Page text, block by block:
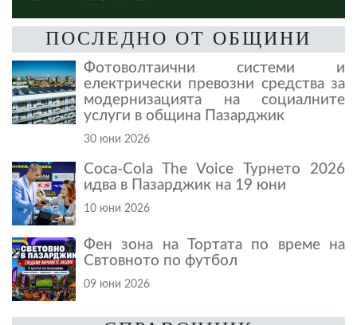
ПОСЛЕДНО ОТ ОБЩИНИ
Фотоволтаични системи и
електрически превозни средства за
модернизацията на социалните
услуги в община Пазарджик
30 юни 2026
Coca-Cola The Voice Турнето 2026
идва в Пазарджик на 19 юни
10 юни 2026
Фен зона на Тортата по време на
Свтовното по футбол
09 юни 2026